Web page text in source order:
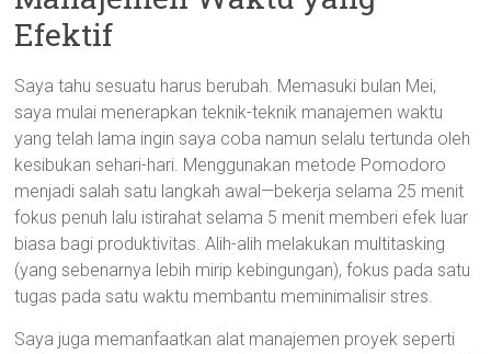
Efektif
Saya tahu sesuatu harus berubah. Memasuki bulan Mei,
saya mulai menerapkan teknik-teknik manajemen waktu
yang telah lama ingin saya coba namun selalu tertunda oleh
kesibukan sehari-hari. Menggunakan metode Pomodoro
menjadi salah satu langkah awal—bekerja selama 25 menit
fokus penuh lalu istirahat selama 5 menit memberi efek luar
biasa bagi produktivitas. Alih-alih melakukan multitasking
(yang sebenarnya lebih mirip kebingungan), fokus pada satu
tugas pada satu waktu membantu meminimalisir stres.
Saya juga memanfaatkan alat manajemen proyek seperti